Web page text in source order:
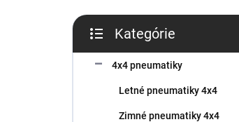
B
č
kategórie
Kategórie
4x4 pneumatiky
Letné pneumatiky 4x4
Zimné pneumatiky 4x4